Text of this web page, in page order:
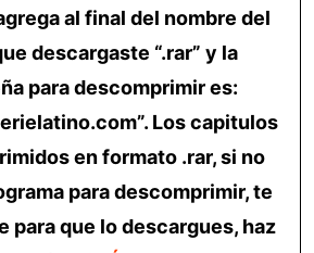
al final del nombre del
descargaste “.rar” y la
para descomprimir es:
Los capitulos
en formato .rar, si no
para descomprimir, te
para que lo descargues, haz